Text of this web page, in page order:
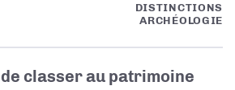
DISTINCTIONS
ARCHÉOLOGIE
de classer au patrimoine